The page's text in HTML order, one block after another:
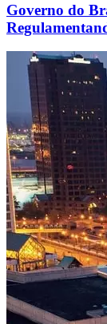
Governo do